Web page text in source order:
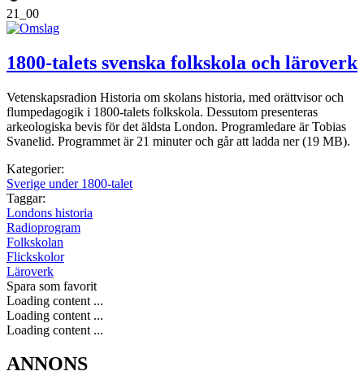
21_00
1800-talets svenska folkskola och läroverk
Vetenskapsradion Historia om skolans historia, med orättvisor och
flumpedagogik i 1800-talets folkskola. Dessutom presenteras
arkeologiska bevis för det äldsta London. Programledare är Tobias
Svanelid. Programmet är 21 minuter och går att ladda ner (19 MB).
Kategorier:
Sverige under 1800-talet
Taggar:
Londons historia
Radioprogram
Folkskolan
Flickskolor
Läroverk
Spara som favorit
Loading content ...
Loading content ...
Loading content ...
ANNONS